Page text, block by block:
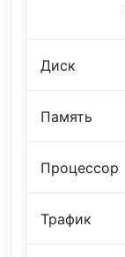
Диск
Память
Процессор
Трафик